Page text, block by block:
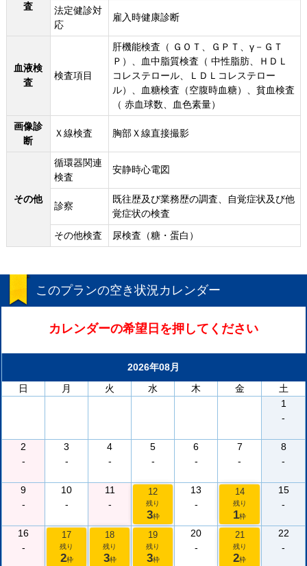
査
法定健診対
応
雇入時健康診断
血液検
査
検査項目
肝機能検査（ ＧＯＴ、ＧＰＴ、γ－ＧＴ
Ｐ）、血中脂質検査（ 中性脂肪、ＨＤＬ
コレステロール、ＬＤＬコレステロー
ル）、血糖検査（空腹時血糖）、貧血検査
（ 赤血球数、血色素量）
画像診
断
Ｘ線検査 胸部Ｘ線直接撮影
その他
循環器関連
検査
安静時心電図
診察
既往歴及び業務歴の調査、自覚症状及び他
覚症状の検査
その他検査
尿検査（糖・蛋白）
このプランの空き状況カレンダー
カレンダーの希望日を押してください
2026年08月
日
月 火 水 木 金
土
1
-
2
-
3
-
4
-
5
-
6
-
7
-
8
-
9
-
10
-
11
-
12
残り
3枠
13
-
14
残り
1枠
15
-
16
-
17
残り
2枠
18
残り
3枠
19
残り
3枠
20
-
21
残り
2枠
22
-